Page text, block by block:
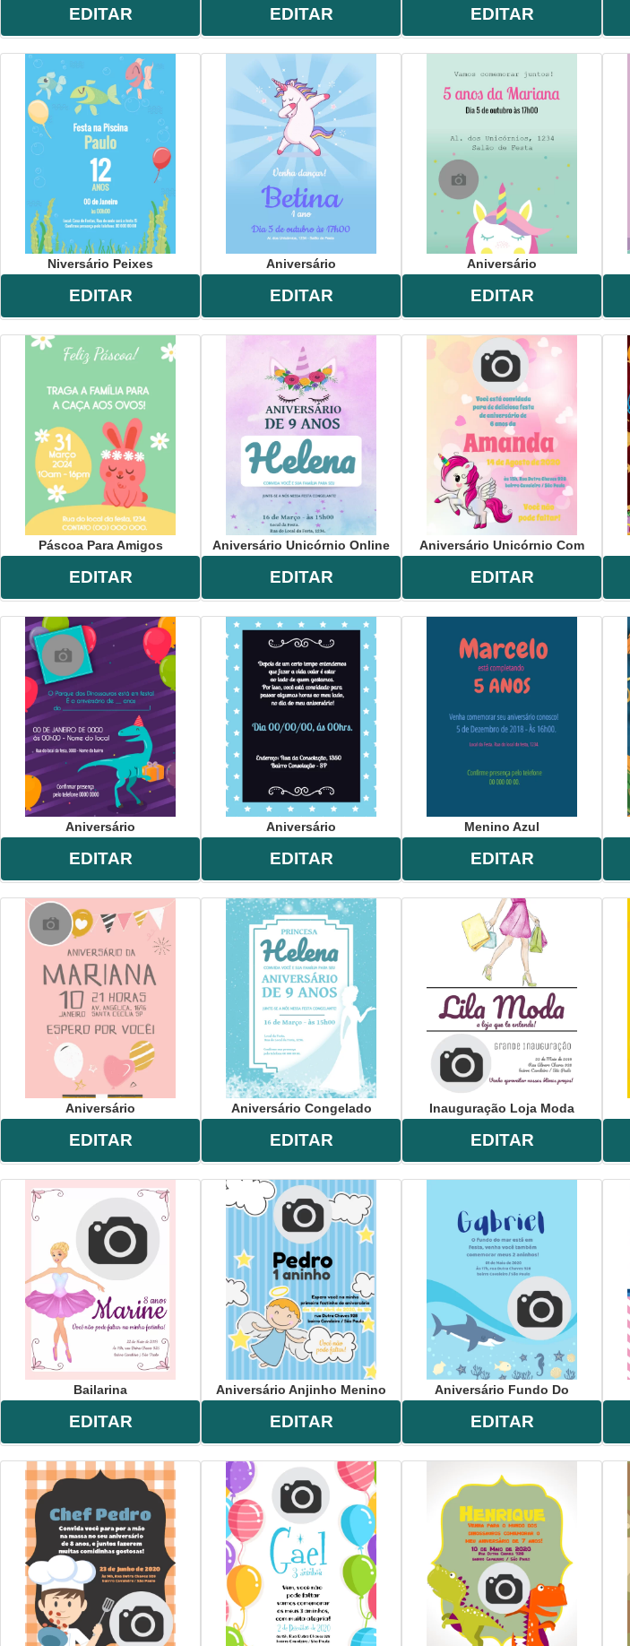
EDITAR EDITAR EDITAR
Niversário Peixes
EDITAR
Aniversário
EDITAR
Aniversário
EDITAR
Páscoa Para Amigos
EDITAR
Aniversário Unicórnio Online
EDITAR
Aniversário Unicórnio Com
EDITAR
Aniversário
EDITAR
Aniversário
EDITAR
Menino Azul
EDITAR
Aniversário
EDITAR
Aniversário Congelado
EDITAR
Inauguração Loja Moda
EDITAR
Bailarina
EDITAR
Aniversário Anjinho Menino
EDITAR
Aniversário Fundo Do
EDITAR